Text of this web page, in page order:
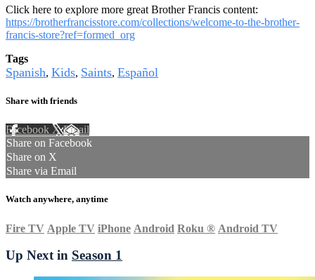
Click here to explore more great Brother Francis content:
https://brotherfrancisstore.com/collections/welcome-to-the-brother-
francis-store?ref=formed_org
Tags
Spanish, Kids, Saints, Español
Share with friends
Facebook XEmail
Share on Facebook
Share on X
Share via Email
Watch anywhere, anytime
Fire TV Apple TV iPhone Android Roku ® Android TV
Up Next in Season 1